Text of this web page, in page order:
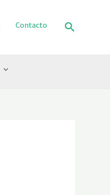
Contacto Buscar